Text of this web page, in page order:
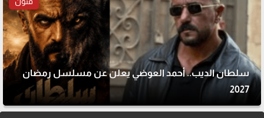
سلطان الديب.. أحمد العوضي يعلن عن مسلسل رمضان
2027